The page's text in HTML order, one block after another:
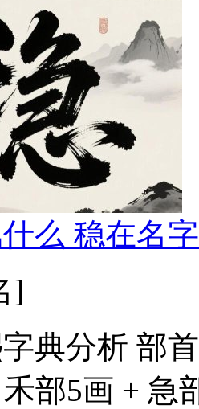
么 稳在名
]
典分析 部
禾部5画 +